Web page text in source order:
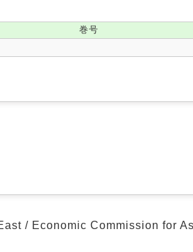
巻号
/ Economic Commission for